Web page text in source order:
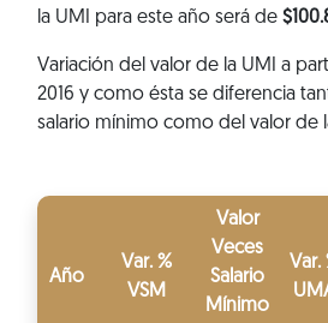
la UMI para este año será de
Variación del valor de la UMI a
2016 y como ésta se diferencia
salario mínimo como del valor de
Año
Var. %
VSM
Valor
Veces
Salario
Mínimo
Var.